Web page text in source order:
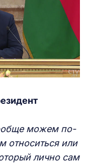
можем по-
относиться или
лично сам